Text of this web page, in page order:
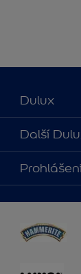
Dulux
O nás
Kontaktujte
Najít obchod
Další
duluxmalir.cz